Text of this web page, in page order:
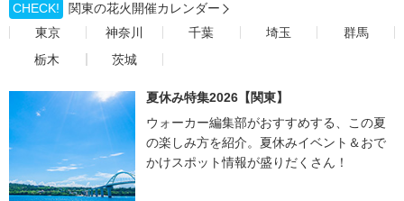
CHECK!
関東の花火開催カレンダー
東京
神奈川 千葉 埼玉
群馬
栃木
茨城
夏休み特集2026【関東】
ウォーカー編集部がおすすめする、この夏
の楽しみ方を紹介。夏休みイベント＆おで
かけスポット情報が盛りだくさん！